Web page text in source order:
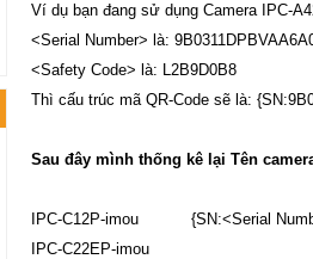
Ví dụ bạn đang sử dụng Camera IPC-
<Serial Number> là:
<Safety Code> là: L2B9D0B8
Thì cấu trúc mã QR-Code sẽ là:
Sau đây mình thống kê lại Tên
IPC-C12P-imou {SN:<Serial
IPC-C22EP-imou